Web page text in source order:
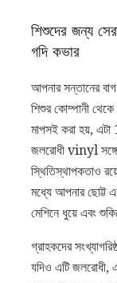
শিশুদের জন্য
গদি কভার
আপনার সন্তানের
শিশুর কোম্পানী থেকে
মাপসই করা হয়, এটা
জলরোধী vinyl সঙ্গে,
স্থিতিস্থাপকতাও
মধ্যে আপনার ছোট্ট
মেশিনে ধুয়ে এবং
গ্রাহকদের
যদিও এটি জলরোধী,